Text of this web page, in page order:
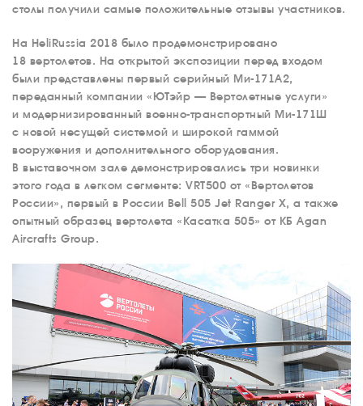
столы получили самые положительные отзывы участников.
На HeliRussia 2018 было продемонстрировано
18 вертолетов. На открытой экспозиции перед входом
были представлены первый серийный Ми-171А2,
переданный компании «ЮТэйр — Вертолетные услуги»
и модернизированный военно-транспортный Ми-171Ш
с новой несущей системой и широкой гаммой
вооружения и дополнительного оборудования.
В выставочном зале демонстрировались три новинки
этого года в легком сегменте: VRT500 от «Вертолетов
России», первый в России Bell 505 Jet Ranger X, а также
опытный образец вертолета «Касатка 505» от КБ Agan
Aircrafts Group.